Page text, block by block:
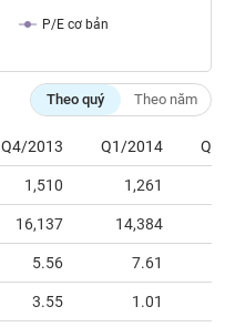
P/E cơ bản
Theo quý Theo năm
Q4/2013 Q1/2014
1,510 1,261
16,137 14,384
5.56 7.61
3.55 1.01